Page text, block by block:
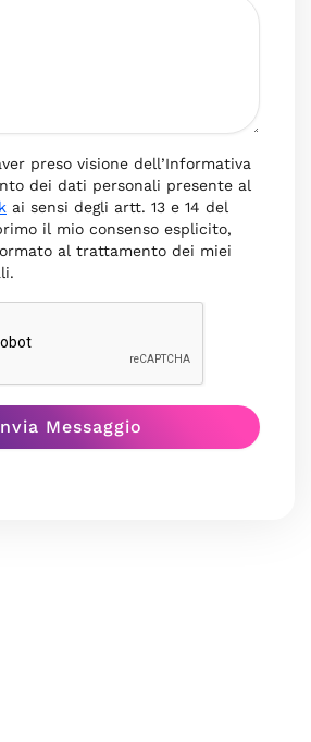
preso visione dell’Informativa
dei dati personali presente al
ai sensi degli artt. 13 e 14 del
il mio consenso esplicito,
al trattamento dei miei